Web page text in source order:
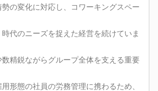
の変化に対応し、コワーキングスペー
代のニーズを捉えた経営を続けていま
精鋭ながらグループ全体を支える重要
形態の社員の労務管理に携わるため、